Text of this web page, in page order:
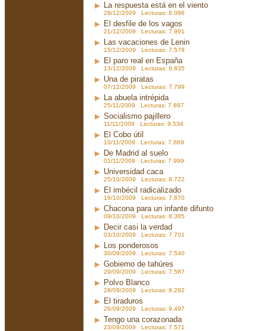
La respuesta está en el viento
28/12/2009 Lecturas: 8.096
El desfile de los vagos
21/12/2009 Lecturas: 7.991
Las vacaciones de Lenin
15/12/2009 Lecturas: 7.579
El paro real en España
13/12/2009 Lecturas: 9.835
Una de piratas
07/12/2009 Lecturas: 7.799
La abuela intrépida
25/11/2009 Lecturas: 7.897
Socialismo pajillero
11/11/2009 Lecturas: 9.534
El Cobo útil
10/11/2009 Lecturas: 7.669
De Madrid al suelo
01/11/2009 Lecturas: 7.999
Universidad caca
25/10/2009 Lecturas: 8.722
El imbécil radicalizado
16/10/2009 Lecturas: 7.870
Chacona para un infante difunto
09/10/2009 Lecturas: 8.385
Decir casi la verdad
03/10/2009 Lecturas: 7.701
Los ponderosos
30/09/2009 Lecturas: 7.540
Gobierno de tahúres
29/09/2009 Lecturas: 7.587
Polvo Blanco
28/09/2009 Lecturas: 8.292
El tiraduros
26/09/2009 Lecturas: 9.497
Tengo una corazonada
23/09/2009 Lecturas: 7.571